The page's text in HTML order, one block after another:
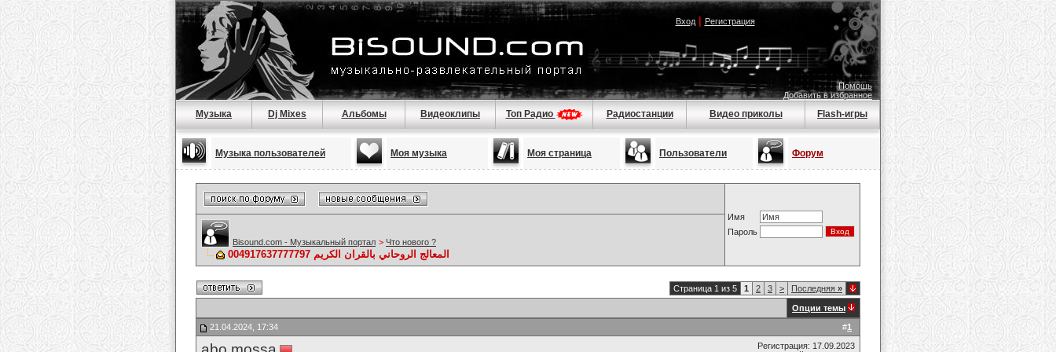
Вход| Регистрация
Помощь
Добавить в избранное
Музыка Dj Mixes Альбомы Видеоклипы Топ Радио Радиостанции Видео приколы Flash-игры
Музыка пользователей Моя музыка Моя страница Пользователи Форум
Имя
Пароль
Bisound.com - Музыкальный портал > Что нового ?
المعالج الروحاني بالقران الكريم 004917637777797
Страница 1 из 5 1 2 3 > Последняя »
Опции темы
#1
21.04.2024, 17:34
Регистрация: 17.09.2023